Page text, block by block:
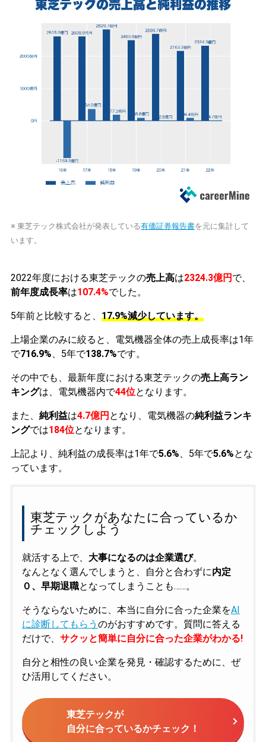
※ 東芝テック株式会社が発表している有価証券報告書を元に集計して
います。
2022年度における東芝テックの売上高は2324.3億円 で、
前年度成長率は107.4%でした。
5年前と比較すると、 17.9%減少しています。
上場企業のみに絞ると、電気機器全体の売上成長率は1年
で716.9%、5年で138.7%です。
その中でも、最新年度における東芝テックの売上高ラン
キングは、電気機器内で44位となります。
また、 純利益は4.7億円 となり、電気機器の純利益ランキ
ングでは184位となります。
上記より、純利益の成長率は1年で5.6%、5年で5.6%とな
っています。
東芝テックがあなたに合っているか
チェックしよう
就活する上で、 大事になるのは企業選び。
なんとなく選んでしまうと、自分と合わずに内定
０、早期退職となってしまうことも……。
そうならないために、本当に自分に合った企業をAI
に診断してもらう のがおすすめです。質問に答える
だけで、 サクッと簡単に自分に合った企業がわかる!
自分と相性の良い企業を発見・確認するために、ぜ
ひ活用してください。
東芝テックが
自分に合っているかチェック！